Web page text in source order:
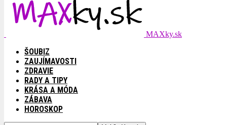
MAXky.sk
ŠOUBIZ
ZAUJÍMAVOSTI
ZDRAVIE
RADY A TIPY
KRÁSA A MÓDA
ZÁBAVA
HOROSKOP